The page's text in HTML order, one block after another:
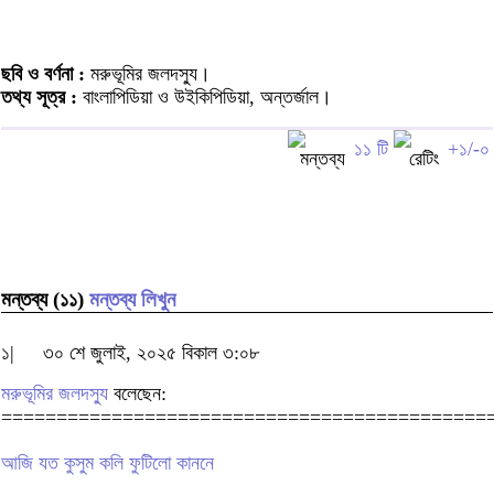
ছবি ও বর্ণনা : মরুভূমির জলদস্যু।
তথ্য সূত্র : বাংলাপিডিয়া ও উইকিপিডিয়া, অন্তর্জাল।
১১ টি +১/-০
মন্তব্য (১১) মন্তব্য লিখুন
১|
৩০ শে জুলাই, ২০২৫ বিকাল ৩:০৮
মরুভূমির জলদস্যু বলেছেন:
আজি যত কুসুম কলি ফুটিলো কাননে